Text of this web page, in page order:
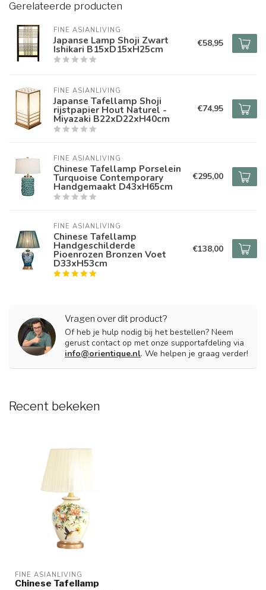
Gerelateerde producten
FINE ASIANLIVING
Japanse Lamp Shoji Zwart
Ishikari B15xD15xH25cm €58,95
FINE ASIANLIVING
Japanse Tafellamp Shoji
rijstpapier Hout Naturel -
Miyazaki B22xD22xH40cm
€74,95
FINE ASIANLIVING
Chinese Tafellamp Porselein
Turquoise Contemporary
Handgemaakt D43xH65cm
€295,00
FINE ASIANLIVING
Chinese Tafellamp
Handgeschilderde
Pioenrozen Bronzen Voet
D33xH53cm
€138,00
Vragen over dit product?
Of heb je hulp nodig bij het bestellen? Neem
gerust contact op met onze supportafdeling via
info@orientique.nl. We helpen je graag verder!
Recent bekeken
FINE ASIANLIVING
Chinese Tafellamp